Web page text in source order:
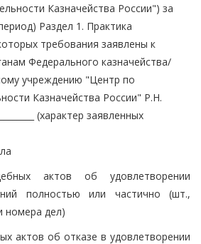
Казначейства России") за
(период) Раздел 1. Практика
требования заявлены к
Федерального казначейства/
учреждению "Центр по
Казначейства России" Р.Н.
(характер заявленных
актов об удовлетворении
полностью или частично (шт.,
номера дел)
актов об отказе в удовлетворении